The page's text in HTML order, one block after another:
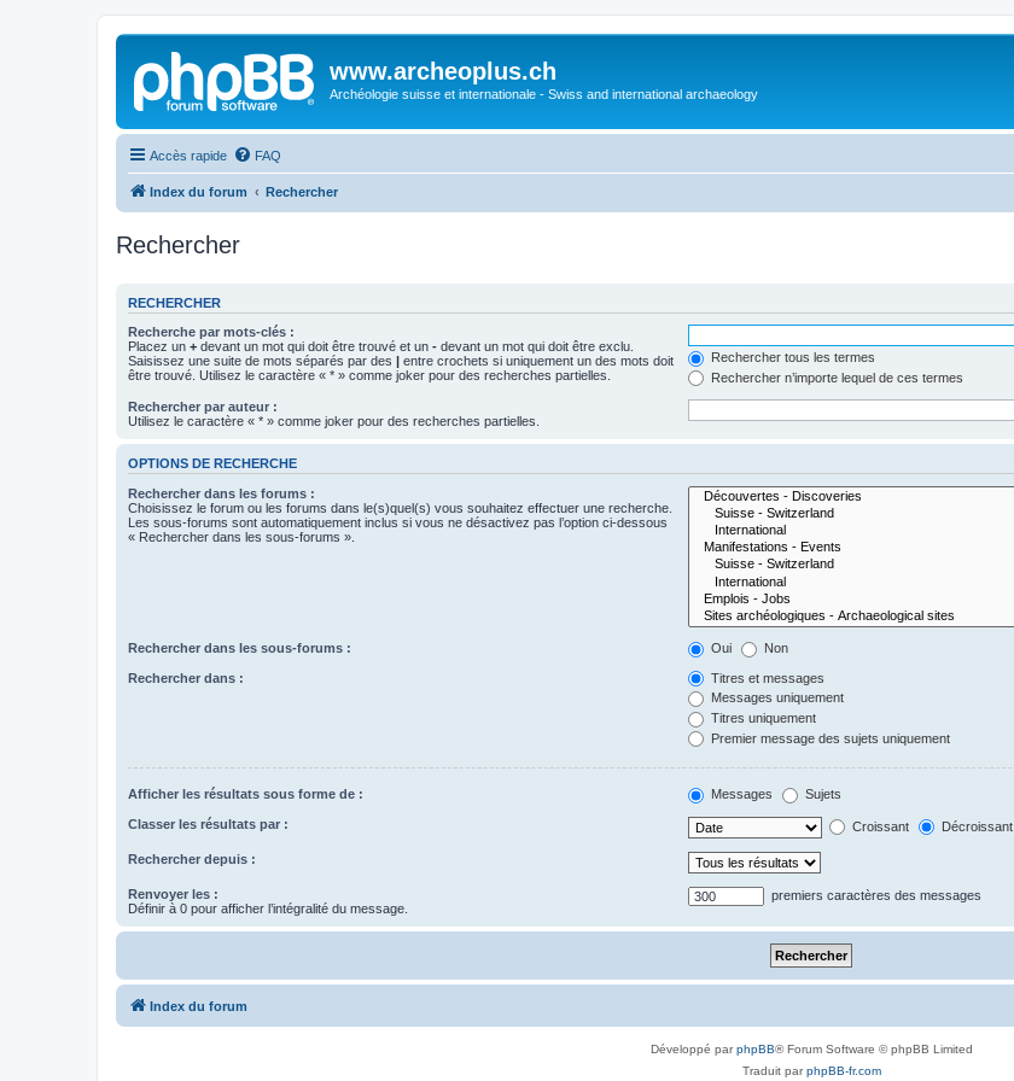
www.archeoplus.ch
Archéologie suisse et internationale - Swiss and international archaeology
Accès rapide FAQ
Index du forum Rechercher
Rechercher
RECHERCHER
Recherche par mots-clés :
Placez un + devant un mot qui doit être trouvé et un - devant un mot qui doit être exclu.
Saisissez une suite de mots séparés par des | entre crochets si uniquement un des mots doit
être trouvé. Utilisez le caractère « * » comme joker pour des recherches partielles.
Rechercher tous les termes
Rechercher n’importe lequel de ces termes
Rechercher par auteur :
Utilisez le caractère « * » comme joker pour des recherches partielles.
OPTIONS DE RECHERCHE
Rechercher dans les forums :
Choisissez le forum ou les forums dans le(s)quel(s) vous souhaitez effectuer une recherche.
Les sous-forums sont automatiquement inclus si vous ne désactivez pas l’option ci-dessous
« Rechercher dans les sous-forums ».
Rechercher dans les sous-forums : Oui Non
Rechercher dans :
Titres et messages
Messages uniquement
Titres uniquement
Premier message des sujets uniquement
Afficher les résultats sous forme de : Messages Sujets
Classer les résultats par : Croissant Décroissant
Rechercher depuis :
Renvoyer les :
Définir à 0 pour afficher l’intégralité du message.
premiers caractères des messages
Index du forum
Développé parphpBB® Forum Software © phpBB Limited
Traduit parphpBB-fr.com